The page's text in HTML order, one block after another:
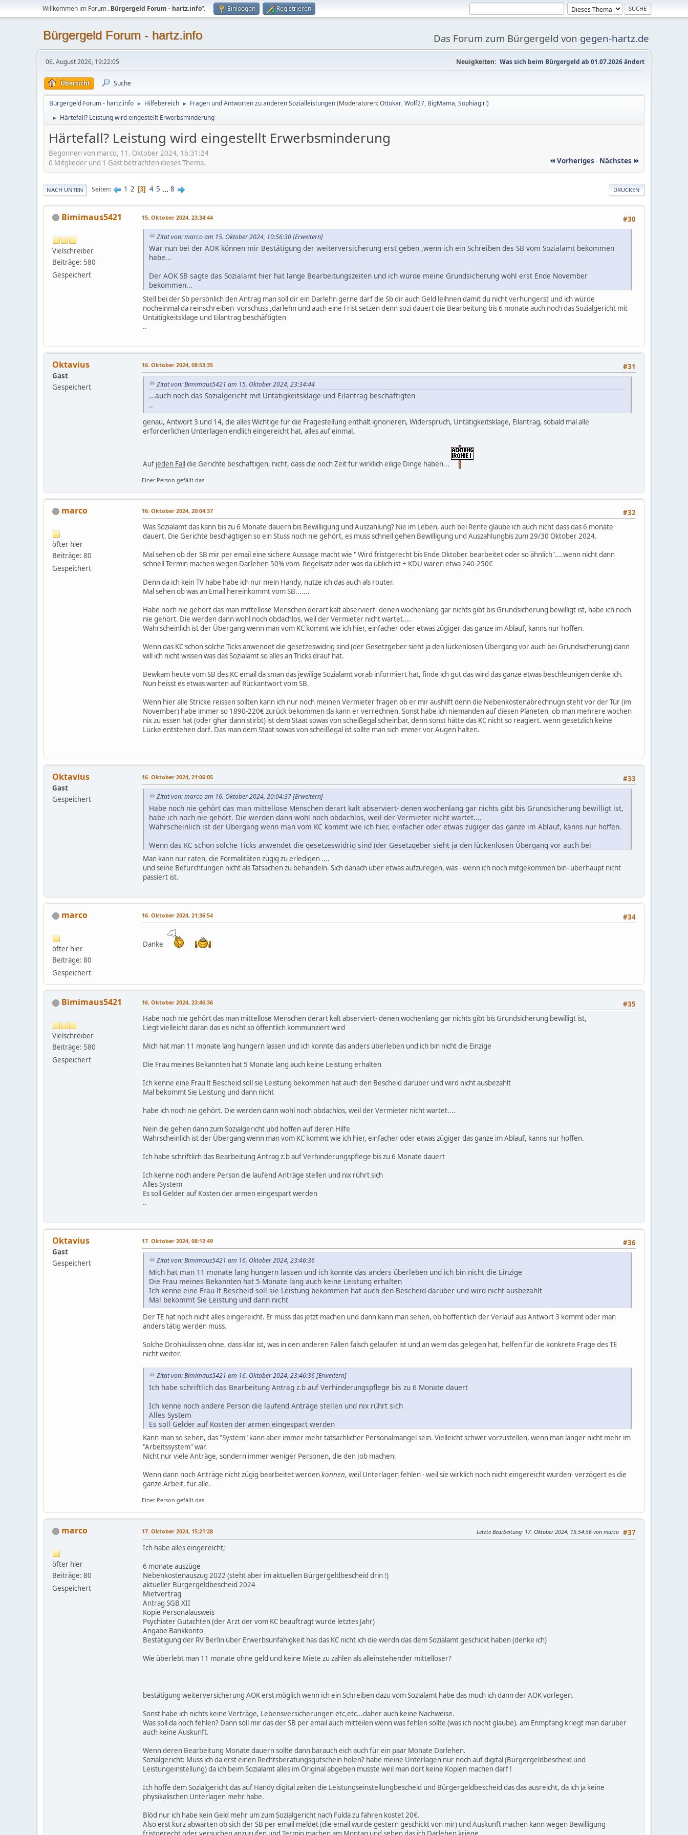
Willkommen im Forum „Bürgergeld Forum - hartz.info“. Einloggen Registrieren
Bürgergeld Forum - hartz.info Das Forum zum Bürgergeld von gegen-hartz.de
06. August 2026, 19:22:05 Neuigkeiten: Was sich beim Bürgergeld ab 01.07.2026 ändert
Übersicht Suche
Bürgergeld Forum - hartz.info ► Hilfebereich ► Fragen und Antworten zu anderen Sozialleistungen(Moderatoren:Ottokar,Wolf27, BigMama,Sophiagirl)
► Härtefall? Leistung wird eingestellt Erwerbsminderung
Härtefall? Leistung wird eingestellt Erwerbsminderung
Begonnen von marco, 11. Oktober 2024, 16:31:24
⏪ Vorheriges - Nächstes ⏩
0 Mitglieder und 1 Gast betrachten dieses Thema.
DRUCKEN
NACH UNTEN Seiten 1 2 3 4 5 ... 8
Bimimaus5421
Vielschreiber
Beiträge: 580
Gespeichert
#30
15. Oktober 2024, 23:34:44
Zitat von: marco am 15. Oktober 2024, 10:56:30[Erweitern]
War nun bei der AOK können mir Bestätigung der weiterversicherung erst geben ,wenn ich ein Schreiben des SB vom Sozialamt bekommen
habe...
Der AOK SB sagte das Sozialamt hier hat lange Bearbeitungszeiten und ich würde meine Grundsicherung wohl erst Ende November
bekommen...
Sind ja tolle Aussichten richtig kriminell mich derart an die Wand zu stellen , wie soll ich denn ohne Geld bis Ende November überbrücken???
Da hat keiner von euch Mal einen Tipp?
Stell bei der Sb persönlich den Antrag man soll dir ein Darlehn gerne darf die Sb dir auch Geld leihnen damit du nicht verhungerst und ich würde
nocheinmal da reinschreiben vorschuss ,darlehn und auch eine Frist setzen denn sozi dauert die Bearbeitung bis 6 monate auch noch das Sozialgericht mit
Untätigkeitsklage und Eilantrag beschäftigten
..
Oktavius
Gast
Gespeichert
#31
16. Oktober 2024, 08:53:35
Zitat von: Bimimaus5421 am 15. Oktober 2024, 23:34:44
...auch noch das Sozialgericht mit Untätigkeitsklage und Eilantrag beschäftigten
..
genau, Antwort 3 und 14, die alles Wichtige für die Fragestellung enthält ignorieren, Widerspruch, Untätigkeitsklage, Eilantrag, sobald mal alle
erforderlichen Unterlagen endlich eingereicht hat, alles auf einmal.
Auf jeden Falldie Gerichte beschäftigen, nicht, dass die noch Zeit für wirklich eilige Dinge haben...
Einer Person gefällt das.
marco
öfter hier
Beiträge: 80
Gespeichert
#32
16. Oktober 2024, 20:04:37
Was Sozialamt das kann bis zu 6 Monate dauern bis Bewilligung und Auszahlung? Nie im Leben, auch bei Rente glaube ich auch nicht dass das 6 monate
dauert. Die Gerichte beschägtigen so ein Stuss noch nie gehört, es muss schnell gehen Bewilligung und Auszahlungbis zum 29/30 Oktober 2024.
Mal sehen ob der SB mir per email eine sichere Aussage macht wie " Wird fristgerecht bis Ende Oktober bearbeitet oder so ähnlich"....wenn nicht dann
schnell Termin machen wegen Darlehen 50% vom Regelsatz oder was da üblich ist + KDU wären etwa 240-250€
Denn da ich kein TV habe habe ich nur mein Handy, nutze ich das auch als router.
Mal sehen ob was an Email hereinkommt vom SB.......
Habe noch nie gehört das man mittellose Menschen derart kalt abserviert- denen wochenlang gar nichts gibt bis Grundsicherung bewilligt ist, habe ich noch
nie gehört. Die werden dann wohl noch obdachlos, weil der Vermieter nicht wartet....
Wahrscheinlich ist der Übergang wenn man vom KC kommt wie ich hier, einfacher oder etwas zügiger das ganze im Ablauf, kanns nur hoffen.
Wenn das KC schon solche Ticks anwendet die gesetzeswidrig sind (der Gesetzgeber sieht ja den lückenlosen Übergang vor auch bei Grundsicherung) dann
will ich nicht wissen was das Sozialamt so alles an Tricks drauf hat.
Bewkam heute vom SB des KC email da sman das jewilige Sozialamt vorab informiert hat, finde ich gut das wird das ganze etwas beschleunigen denke ich.
Nun heisst es etwas warten auf Rückantwort vom SB.
Wenn hier alle Stricke reissen sollten kann ich nur noch meinen Vermieter fragen ob er mir aushilft denn die Nebenkostenabrechnugn steht vor der Tür (im
November) habe immer so 1890-220€ zurück bekommen da kann er verrechnen. Sonst habe ich niemanden auf diesen Planeten, ob man mehrere wochen
nix zu essen hat (oder ghar dann stirbt) ist dem Staat sowas von scheißegal scheinbar, denn sonst hätte das KC nicht so reagiert. wenn gesetzlich keine
Lücke entstehen darf. Das man dem Staat sowas von scheißegal ist sollte man sich immer vor Augen halten.
Oktavius
Gast
Gespeichert
#33
16. Oktober 2024, 21:06:05
Zitat von: marco am 16. Oktober 2024, 20:04:37[Erweitern]
Habe noch nie gehört das man mittellose Menschen derart kalt abserviert- denen wochenlang gar nichts gibt bis Grundsicherung bewilligt ist,
habe ich noch nie gehört. Die werden dann wohl noch obdachlos, weil der Vermieter nicht wartet....
Wahrscheinlich ist der Übergang wenn man vom KC kommt wie ich hier, einfacher oder etwas zügiger das ganze im Ablauf, kanns nur hoffen.
Wenn das KC schon solche Ticks anwendet die gesetzeswidrig sind (der Gesetzgeber sieht ja den lückenlosen Übergang vor auch bei
Grundsicherung) dann will ich nicht wissen was das Sozialamt so alles an Tricks drauf hat.
Bewkam heute vom SB des KC email da sman das jewilige Sozialamt vorab informiert hat, finde ich gut das wird das ganze etwas
beschleunigen denke ich. Nun heisst es etwas warten auf Rückantwort vom SB.
Wenn hier alle Stricke reissen sollten kann ich nur noch meinen Vermieter fragen ob er mir aushilft denn die Nebenkostenabrechnugn steht
Planeten, ob man mehrere wochen nix zu essen hat (oder ghar dann stirbt) ist dem Staat sowas von scheißegal scheinbar, denn sonst hätte
das KC nicht so reagiert. wenn gesetzlich keine Lücke entstehen darf. Das man dem Staat sowas von scheißegal ist sollte man sich immer vor
Augen halten.
Man kann nur raten, die Formalitäten zügig zu erledigen ....
und seine Befürchtungen nicht als Tatsachen zu behandeln. Sich danach über etwas aufzuregen, was - wenn ich noch mitgekommen bin- überhaupt nicht
passiert ist.
marco
öfter hier
Beiträge: 80
Gespeichert
#34
16. Oktober 2024, 21:36:54
Danke
Bimimaus5421
Vielschreiber
Beiträge: 580
Gespeichert
#35
16. Oktober 2024, 23:46:36
Habe noch nie gehört das man mittellose Menschen derart kalt abserviert- denen wochenlang gar nichts gibt bis Grundsicherung bewilligt ist,
Liegt vielleicht daran das es nicht so öffentlich kommunziert wird
Mich hat man 11 monate lang hungern lassen und ich konnte das anders überleben und ich bin nicht die Einzige
Die Frau meines Bekannten hat 5 Monate lang auch keine Leistung erhalten
Ich kenne eine Frau lt Bescheid soll sie Leistung bekommen hat auch den Bescheid darüber und wird nicht ausbezahlt
Mal bekommt Sie Leistung und dann nicht
habe ich noch nie gehört. Die werden dann wohl noch obdachlos, weil der Vermieter nicht wartet....
Nein die gehen dann zum Sozialgericht ubd hoffen auf deren Hilfe
Wahrscheinlich ist der Übergang wenn man vom KC kommt wie ich hier, einfacher oder etwas zügiger das ganze im Ablauf, kanns nur hoffen.
Ich habe schriftlich das Bearbeitung Antrag z.b auf Verhinderungspflege bis zu 6 Monate dauert
Ich kenne noch andere Person die laufend Anträge stellen und nix rührt sich
Alles System
Es soll Gelder auf Kosten der armen eingespart werden
..
Oktavius
Gast
Gespeichert
#36
17. Oktober 2024, 08:12:49
Zitat von: Bimimaus5421 am 16. Oktober 2024, 23:46:36
Mich hat man 11 monate lang hungern lassen und ich konnte das anders überleben und ich bin nicht die Einzige
Die Frau meines Bekannten hat 5 Monate lang auch keine Leistung erhalten
Ich kenne eine Frau lt Bescheid soll sie Leistung bekommen hat auch den Bescheid darüber und wird nicht ausbezahlt
Mal bekommt Sie Leistung und dann nicht
Der TE hat noch nicht alles eingereicht. Er muss das jetzt machen und dann kann man sehen, ob hoffentlich der Verlauf aus Antwort 3 kommt oder man
anders tätig werden muss.
Solche Drohkulissen ohne, dass klar ist, was in den anderen Fällen falsch gelaufen ist und an wem das gelegen hat, helfen für die konkrete Frage des TE
nicht weiter.
Zitat von: Bimimaus5421 am 16. Oktober 2024, 23:46:36[Erweitern]
Ich habe schriftlich das Bearbeitung Antrag z.b auf Verhinderungspflege bis zu 6 Monate dauert
Ich kenne noch andere Person die laufend Anträge stellen und nix rührt sich
Alles System
Es soll Gelder auf Kosten der armen eingespart werden
Kann man so sehen, das "System" kann aber immer mehr tatsächlicher Personalmangel sein. Vielleicht schwer vorzustellen, wenn man länger nicht mehr im
"Arbeitssystem" war.
Nicht nur viele Anträge, sondern immer weniger Personen, die den Job machen.
Wenn dann noch Anträge nicht zügig bearbeitet werdenkönnen, weil Unterlagen fehlen - weil sie wirklich noch nicht eingereicht wurden- verzögert es die
ganze Arbeit, für alle.
Einer Person gefällt das.
marco
öfter hier
Beiträge: 80
Gespeichert
#37
17. Oktober 2024, 15:21:28 Letzte Bearbeitung: 17. Oktober 2024, 15:54:56 von marco
Ich habe alles eingereicht;
6 monate auszüge
Nebenkostenauszug 2022 (steht aber im aktuellen Bürgergeldbescheid drin !)
aktueller Bürgergeldbescheid 2024
Mietvertrag
Antrag SGB XII
Kopie Personalausweis
Psychiater Gutachten (der Arzt der vom KC beauftragt wurde letztes Jahr)
Angabe Bankkonto
Bestätigung der RV Berlin über Erwerbsunfähigkeit has das KC nicht ich die werdn das dem Sozialamt geschickt haben (denke ich)
Wie überlebt man 11 monate ohne geld und keine Miete zu zahlen als alleinstehender mittelloser?
bestätigung weiterversicherung AOK erst möglich wenn ich ein Schreiben dazu vom Sozialamt habe das much ich dann der AOK vorlegen.
Sonst habe ich nichts keine Verträge, Lebensversicherungen etc,etc...daher auch keine Nachweise.
Was soll da noch fehlen? Dann soll mir das der SB per email auch mitteilen wenn was fehlen sollte (was ich nocht glaube). am Enmpfang kriegt man darüber
auch keine Auskunft.
Wenn deren Bearbeitung Monate dauern sollte dann barauch eich auch für ein paar Monate Darlehen.
Sozialgericht: Muss ich da erst einen Rechtsberatungsgutschein holen? habe meine Unterlagen nur noch auf digital (Bürgergeldbescheid und
Leistungeinstellung) da ich beim Sozialamt alles im Original abgeben musste weil man dort keine Kopien machen darf !
Ich hoffe dem Sozialgericht das auf Handy digital zeiten die Leistungseinstellungbescheid und Bürgergeldbescheid das das ausreicht, da ich ja keine
physikalischen Unterlagen mehr habe.
Blöd nur ich habe kein Geld mehr um zum Sozialgericht nach Fulda zu fahren kostet 20€.
Also erst kurz abwarten ob sich der SB per email meldet (die email wurde gestern geschickt von mir) und Auskunft machen kann wegen Bewilligung